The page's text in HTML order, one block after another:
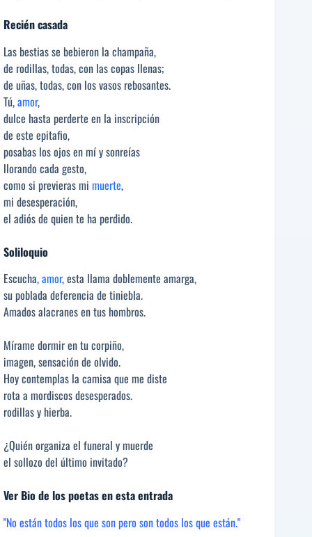
Recién casada
Las bestias se bebieron la champaña,
de rodillas, todas, con las copas llenas;
de uñas, todas, con los vasos rebosantes.
Tú,amor,
dulce hasta perderte en la inscripción
de este epitafio,
posabas los ojos en mí y sonreías
llorando cada gesto,
como si previeras mi muerte,
mi desesperación,
el adiós de quien te ha perdido.
Soliloquio
Escucha,amor, esta llama doblemente amarga,
su poblada deferencia de tiniebla.
Amados alacranes en tus hombros.
Mírame dormir en tu corpiño,
imagen, sensación de olvido.
Hoy contemplas la camisa que me diste
rota a mordiscos desesperados.
rodillas y hierba.
¿Quién organiza el funeral y muerde
el sollozo del último invitado?
Ver Bio de los poetas en esta entrada
"No están todos los que son pero son todos los que están."